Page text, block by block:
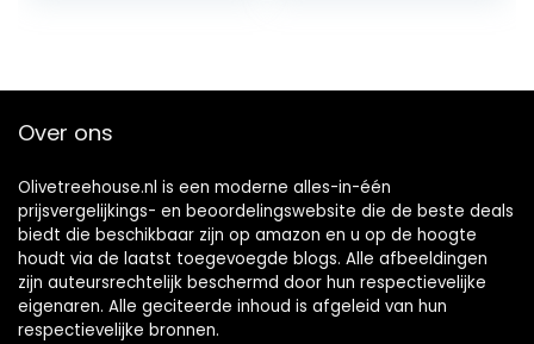
Over ons
Olivetreehouse.nl is een moderne alles-in-één
prijsvergelijkings- en beoordelingswebsite die de beste deals
biedt die beschikbaar zijn op amazon en u op de hoogte
houdt via de laatst toegevoegde blogs. Alle afbeeldingen
zijn auteursrechtelijk beschermd door hun respectievelijke
eigenaren. Alle geciteerde inhoud is afgeleid van hun
respectievelijke bronnen.